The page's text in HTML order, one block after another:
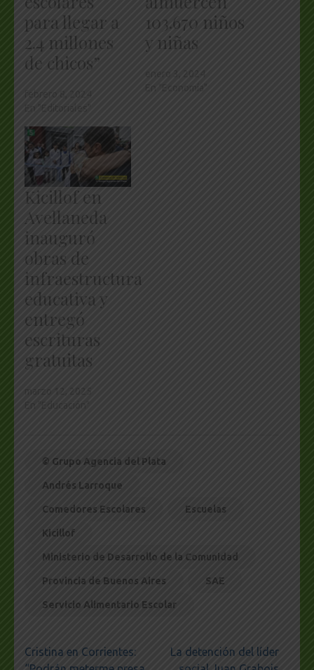
para llegar a
2.4 millones
de chicos”
103.670 niños
y niñas
Kicillof en
Avellaneda
inauguró
obras de
infraestructura
educativa y
entregó
escrituras
gratuitas
© Grupo Agencia del Plata
Andrés Larroque
Comedores Escolares Escuelas
Kicillof
Ministerio de Desarrollo de la Comunidad
Provincia de Buenos Aires SAE
Servicio Alimentario Escolar
Navegación
Cristina en Corrientes:
La detención del líder